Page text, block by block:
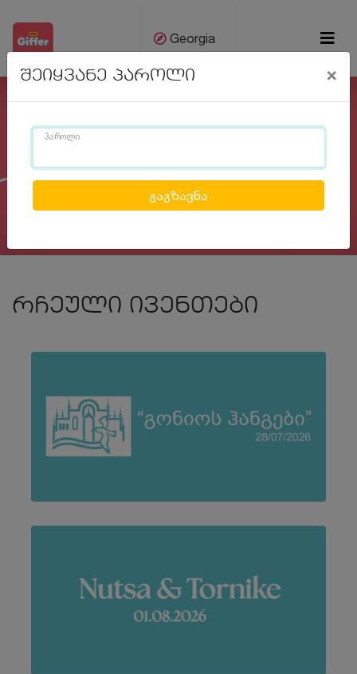
Georgia
Previous
რჩეული ივენთები
შეიყვანე პაროლი ×
პაროლი